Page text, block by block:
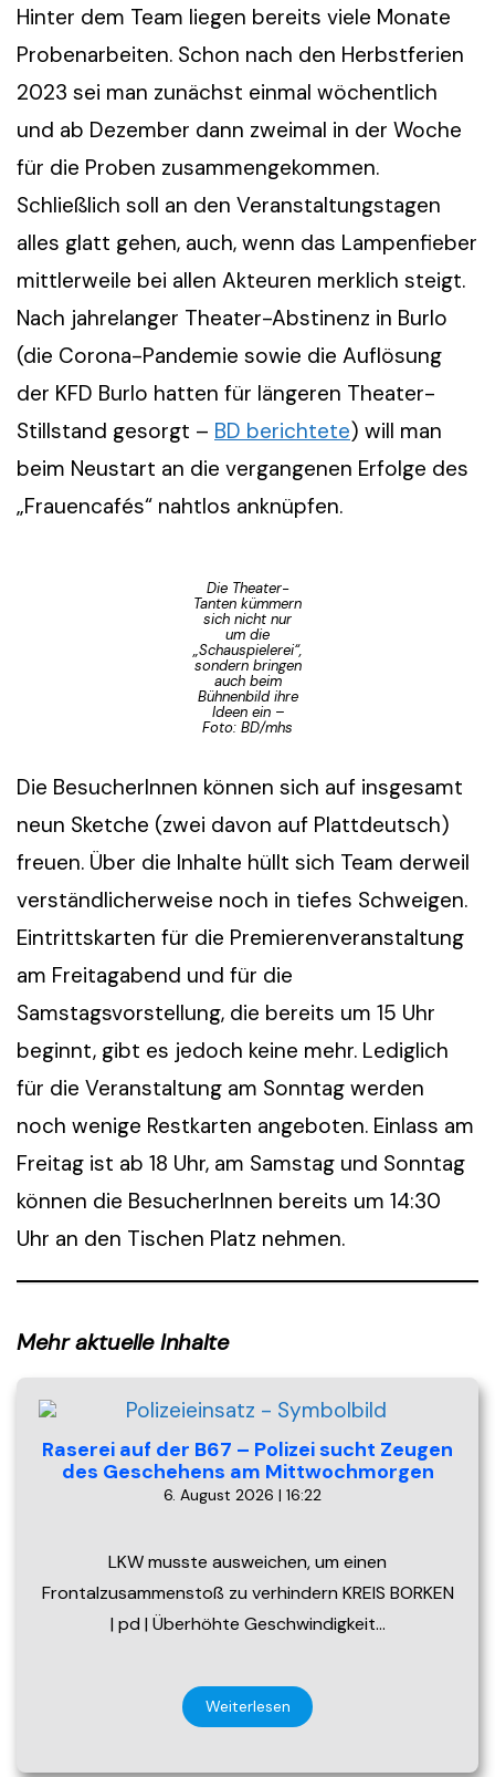
Hinter dem Team liegen bereits viele Monate
Probenarbeiten. Schon nach den Herbstferien
2023 sei man zunächst einmal wöchentlich
und ab Dezember dann zweimal in der Woche
für die Proben zusammengekommen.
Schließlich soll an den Veranstaltungstagen
alles glatt gehen, auch, wenn das Lampenfieber
mittlerweile bei allen Akteuren merklich steigt.
Nach jahrelanger Theater-Abstinenz in Burlo
(die Corona-Pandemie sowie die Auflösung
der KFD Burlo hatten für längeren Theater-
Stillstand gesorgt – BD berichtete) will man
beim Neustart an die vergangenen Erfolge des
„Frauencafés“ nahtlos anknüpfen.
Die Theater-
Tanten kümmern
sich nicht nur
um die
„Schauspielerei“,
sondern bringen
auch beim
Bühnenbild ihre
Ideen ein –
Foto: BD/mhs
Die BesucherInnen können sich auf insgesamt
neun Sketche (zwei davon auf Plattdeutsch)
freuen. Über die Inhalte hüllt sich Team derweil
verständlicherweise noch in tiefes Schweigen.
Eintrittskarten für die Premierenveranstaltung
am Freitagabend und für die
Samstagsvorstellung, die bereits um 15 Uhr
beginnt, gibt es jedoch keine mehr. Lediglich
für die Veranstaltung am Sonntag werden
noch wenige Restkarten angeboten. Einlass am
Freitag ist ab 18 Uhr, am Samstag und Sonntag
können die BesucherInnen bereits um 14:30
Uhr an den Tischen Platz nehmen.
Mehr aktuelle Inhalte
Raserei auf der B67 – Polizei sucht Zeugen
des Geschehens am Mittwochmorgen
6. August 2026 | 16:22
LKW musste ausweichen, um einen
Frontalzusammenstoß zu verhindern KREIS BORKEN
| pd | Überhöhte Geschwindigkeit…
Weiterlesen